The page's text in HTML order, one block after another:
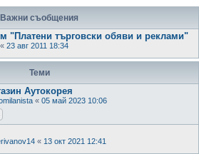
Важни съобщения
"Платени търговски обяви и реклами"
« 23 авг 2011 18:34
Теми
Аутокорея
« 05 май 2023 10:06
« 13 окт 2021 12:41